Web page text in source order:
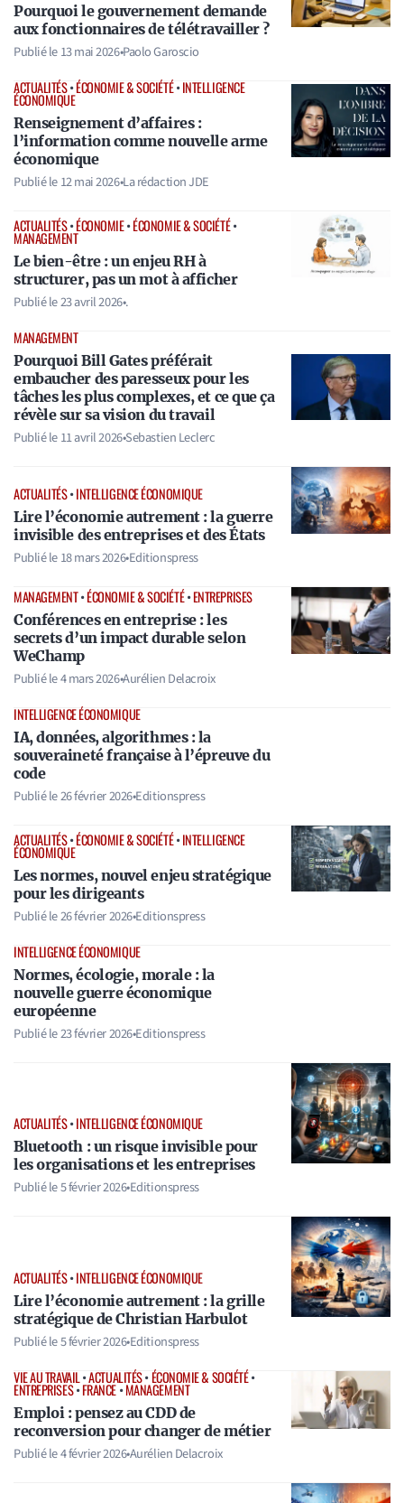
Pourquoi le gouvernement demande
aux fonctionnaires de télétravailler ?
Publié le13 mai 2026•Paolo Garoscio
ACTUALITÉS•ÉCONOMIE & SOCIÉTÉ•INTELLIGENCE
ÉCONOMIQUE
Renseignement d’affaires :
l’information comme nouvelle arme
économique
Publié le12 mai 2026•La rédaction JDE
ACTUALITÉS•ÉCONOMIE•ÉCONOMIE & SOCIÉTÉ•
MANAGEMENT
Le bien-être : un enjeu RH à
structurer, pas un mot à afficher
Publié le23 avril 2026•.
MANAGEMENT
Pourquoi Bill Gates préférait
embaucher des paresseux pour les
tâches les plus complexes, et ce que ça
révèle sur sa vision du travail
Publié le11 avril 2026•Sebastien Leclerc
ACTUALITÉS•INTELLIGENCE ÉCONOMIQUE
Lire l’économie autrement : la guerre
invisible des entreprises et des États
Publié le18 mars 2026•Editionspress
MANAGEMENT•ÉCONOMIE & SOCIÉTÉ•ENTREPRISES
Conférences en entreprise : les
secrets d’un impact durable selon
WeChamp
Publié le4 mars 2026•Aurélien Delacroix
INTELLIGENCE ÉCONOMIQUE
IA, données, algorithmes : la
souveraineté française à l’épreuve du
code
Publié le26 février 2026•Editionspress
ACTUALITÉS•ÉCONOMIE & SOCIÉTÉ•INTELLIGENCE
ÉCONOMIQUE
Les normes, nouvel enjeu stratégique
pour les dirigeants
Publié le26 février 2026•Editionspress
INTELLIGENCE ÉCONOMIQUE
Normes, écologie, morale : la
nouvelle guerre économique
européenne
Publié le23 février 2026•Editionspress
ACTUALITÉS•INTELLIGENCE ÉCONOMIQUE
Bluetooth : un risque invisible pour
les organisations et les entreprises
Publié le5 février 2026•Editionspress
ACTUALITÉS•INTELLIGENCE ÉCONOMIQUE
Lire l’économie autrement : la grille
stratégique de Christian Harbulot
Publié le5 février 2026•Editionspress
VIE AU TRAVAIL•ACTUALITÉS•ÉCONOMIE & SOCIÉTÉ•
ENTREPRISES•FRANCE•MANAGEMENT
Emploi : pensez au CDD de
reconversion pour changer de métier
Publié le4 février 2026•Aurélien Delacroix